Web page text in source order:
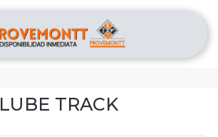
LUBE TRACK